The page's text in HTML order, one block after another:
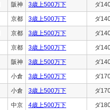
阪神 3歳上500万下 ダ
京都 3歳上500万下 ダ
京都 3歳上500万下 ダ
京都 3歳上500万下 ダ
阪神 3歳上500万下 ダ
小倉 3歳上500万下 ダ
小倉 3歳上500万下 ダ
中京 4歳上500万下 ダ